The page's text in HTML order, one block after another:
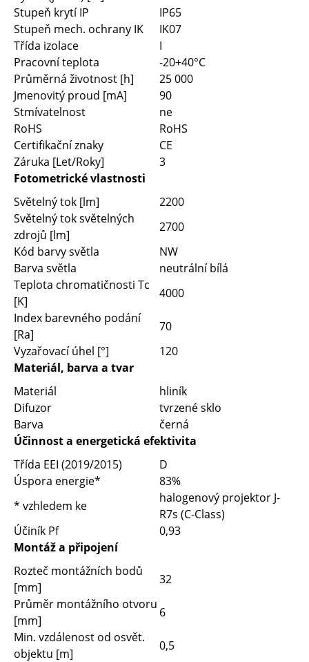
Stupeň krytí IP
IP65
Stupeň mech. ochrany IK
IK07
Třída izolace
I
Pracovní teplota
-20+40°C
Průměrná životnost [h]
25 000
Jmenovitý proud [mA]
90
Stmívatelnost
ne
RoHS
RoHS
Certifikační znaky
CE
Záruka [Let/Roky]
3
Fotometrické vlastnosti
Světelný tok [lm]
2200
Světelný tok světelných
zdrojů [lm]
2700
Kód barvy světla
NW
Barva světla
neutrální bílá
Teplota chromatičnosti Tc
[K]
4000
Index barevného podání
[Ra]
70
Vyzařovací úhel [°]
120
Materiál, barva a tvar
Materiál
hliník
Difuzor
tvrzené sklo
Barva
černá
Účinnost a energetická efektivita
Třída EEI (2019/2015)
D
Úspora energie*
83%
* vzhledem ke
halogenový projektor J-
R7s (C-Class)
Účiník Pf
0,93
Montáž a připojení
Rozteč montážních bodů
[mm]
32
Průměr montážního otvoru
[mm]
6
Min. vzdálenost od osvět.
objektu [m]
0,5